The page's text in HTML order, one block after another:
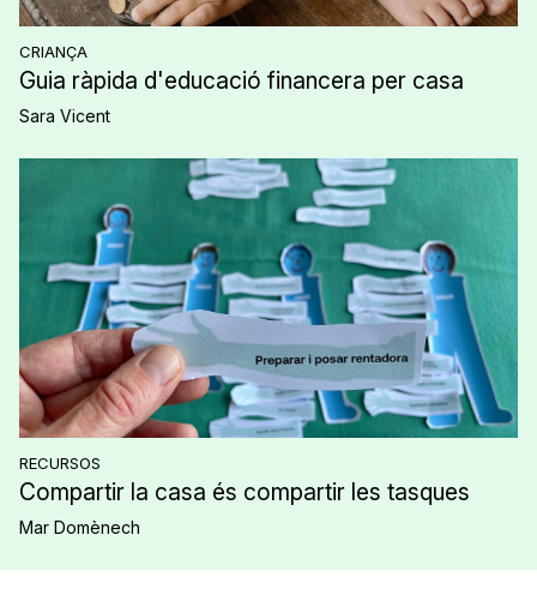
CRIANÇA
Guia ràpida d'educació financera per casa
Sara Vicent
RECURSOS
Compartir la casa és compartir les tasques
Mar Domènech